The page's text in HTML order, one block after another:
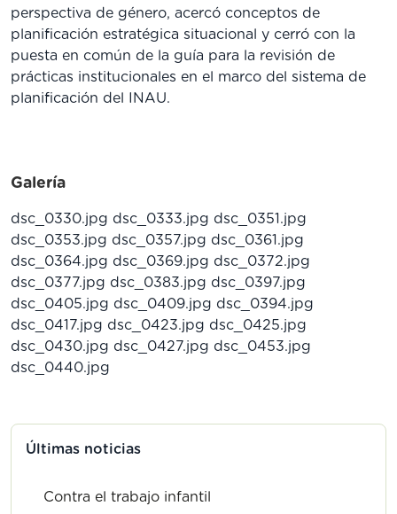
perspectiva de género, acercó conceptos de
planificación estratégica situacional y cerró con la
puesta en común de la guía para la revisión de
prácticas institucionales en el marco del sistema de
planificación del INAU.
Galería
dsc_0330.jpg dsc_0333.jpg dsc_0351.jpg
dsc_0353.jpg dsc_0357.jpg dsc_0361.jpg
dsc_0364.jpg dsc_0369.jpg dsc_0372.jpg
dsc_0377.jpg dsc_0383.jpg dsc_0397.jpg
dsc_0405.jpg dsc_0409.jpg dsc_0394.jpg
dsc_0417.jpg dsc_0423.jpg dsc_0425.jpg
dsc_0430.jpg dsc_0427.jpg dsc_0453.jpg
dsc_0440.jpg
Últimas noticias
Contra el trabajo infantil